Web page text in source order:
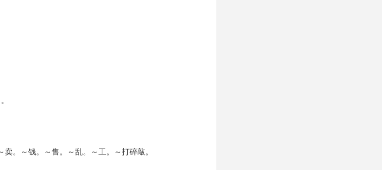
。～钱。～售。～乱。～工。～打碎敲。